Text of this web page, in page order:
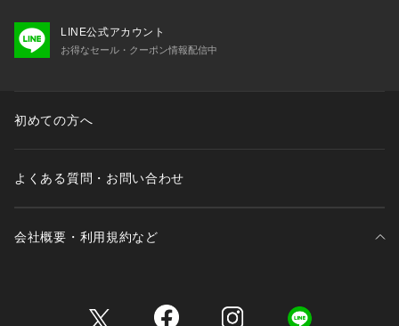
LINE公式アカウント
お得なセール・クーポン情報配信中
初めての方へ
よくある質問・お問い合わせ
会社概要・利用規約など